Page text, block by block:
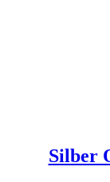
Silber